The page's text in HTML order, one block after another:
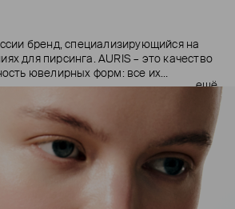
бренд, специализирующийся на
для пирсинга. AURIS – это качество
ювелирных форм: все их
В процессе создания участвуют
пирсеры (они отвечают за
пирсинга), так и ювелирные
им дизайн соответствует трендам, а
между собой).
тех, кто открыто выражает себя, но
и по-взрослому.
ещё